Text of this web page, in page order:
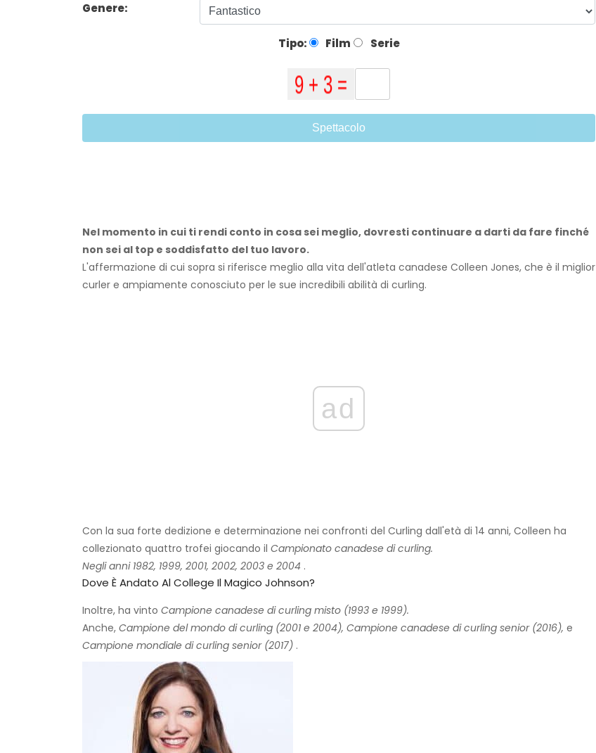
Genere:
Tipo: Film Serie
Spettacolo
Nel momento in cui ti rendi conto in cosa sei meglio, dovresti continuare a darti da fare finché
non sei al top e soddisfatto del tuo lavoro.
L'affermazione di cui sopra si riferisce meglio alla vita dell'atleta canadese Colleen Jones, che è il miglior
curler e ampiamente conosciuto per le sue incredibili abilità di curling.
ad
Con la sua forte dedizione e determinazione nei confronti del Curling dall'età di 14 anni, Colleen ha
collezionato quattro trofei giocando il Campionato canadese di curling.
Negli anni 1982, 1999, 2001, 2002, 2003 e 2004 .
Dove È Andato Al College Il Magico Johnson?
Inoltre, ha vinto Campione canadese di curling misto (1993 e 1999).
Anche, Campione del mondo di curling (2001 e 2004), Campione canadese di curling senior (2016), e
Campione mondiale di curling senior (2017) .